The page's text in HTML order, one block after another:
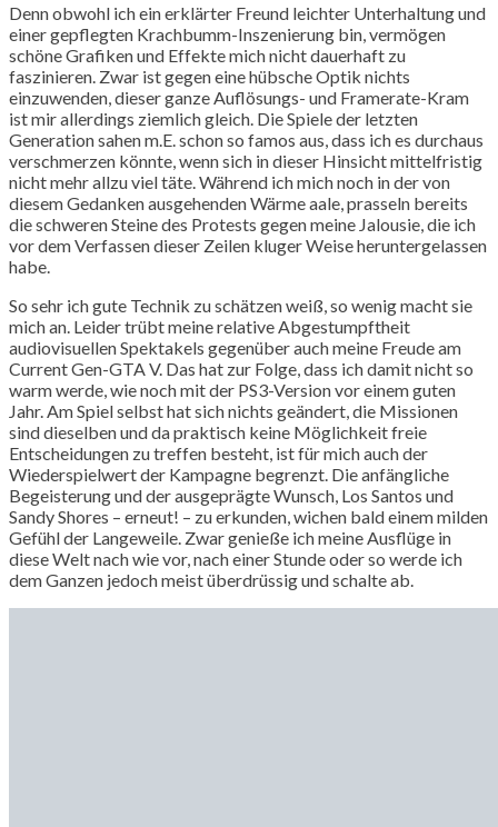
Denn obwohl ich ein erklärter Freund leichter Unterhaltung und
einer gepflegten Krachbumm-Inszenierung bin, vermögen
schöne Grafiken und Effekte mich nicht dauerhaft zu
faszinieren. Zwar ist gegen eine hübsche Optik nichts
einzuwenden, dieser ganze Auflösungs- und Framerate-Kram
ist mir allerdings ziemlich gleich. Die Spiele der letzten
Generation sahen m.E. schon so famos aus, dass ich es durchaus
verschmerzen könnte, wenn sich in dieser Hinsicht mittelfristig
nicht mehr allzu viel täte. Während ich mich noch in der von
diesem Gedanken ausgehenden Wärme aale, prasseln bereits
die schweren Steine des Protests gegen meine Jalousie, die ich
vor dem Verfassen dieser Zeilen kluger Weise heruntergelassen
habe.
So sehr ich gute Technik zu schätzen weiß, so wenig macht sie
mich an. Leider trübt meine relative Abgestumpftheit
audiovisuellen Spektakels gegenüber auch meine Freude am
Current Gen-GTA V. Das hat zur Folge, dass ich damit nicht so
warm werde, wie noch mit der PS3-Version vor einem guten
Jahr. Am Spiel selbst hat sich nichts geändert, die Missionen
sind dieselben und da praktisch keine Möglichkeit freie
Entscheidungen zu treffen besteht, ist für mich auch der
Wiederspielwert der Kampagne begrenzt. Die anfängliche
Begeisterung und der ausgeprägte Wunsch, Los Santos und
Sandy Shores – erneut! – zu erkunden, wichen bald einem milden
Gefühl der Langeweile. Zwar genieße ich meine Ausflüge in
diese Welt nach wie vor, nach einer Stunde oder so werde ich
dem Ganzen jedoch meist überdrüssig und schalte ab.